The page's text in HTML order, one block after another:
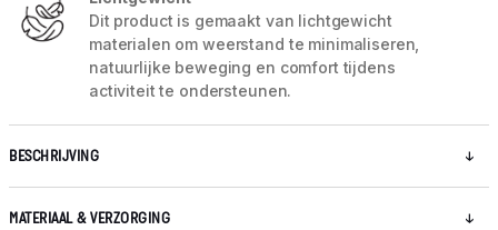
Dit product is gemaakt van lichtgewicht
materialen om weerstand te minimaliseren,
natuurlijke beweging en comfort tijdens
activiteit te ondersteunen.
BESCHRIJVING
MATERIAAL & VERZORGING